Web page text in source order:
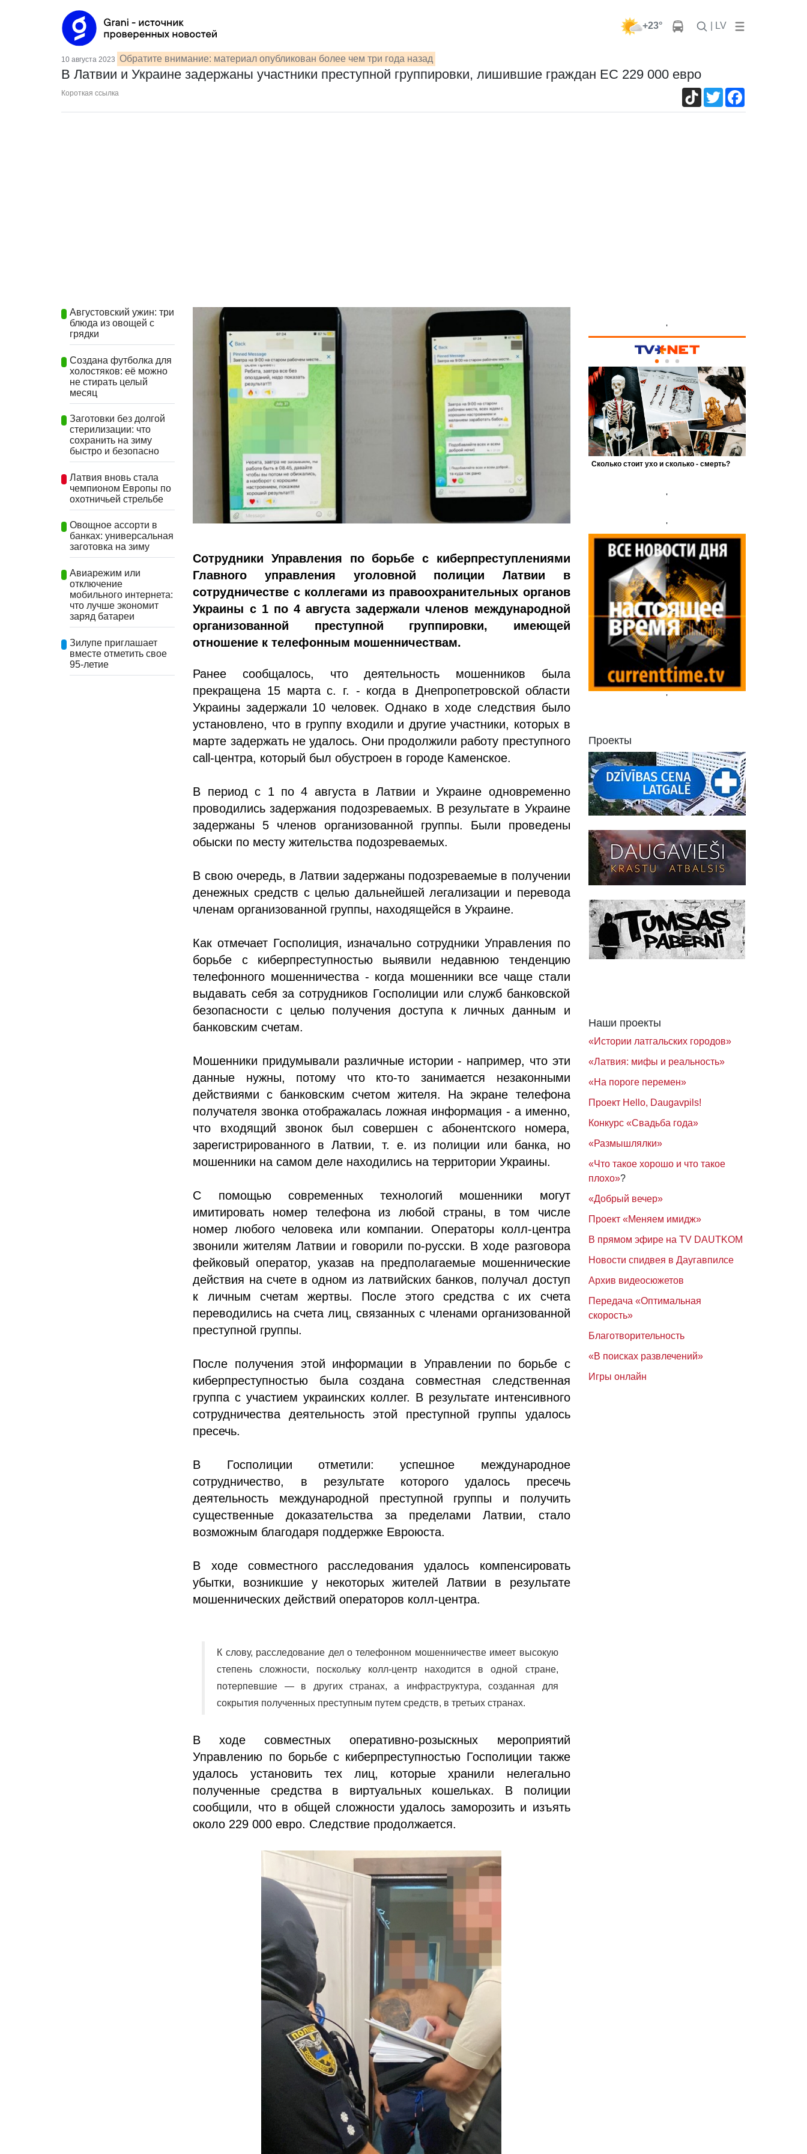
+23° | LV
10 августа 2023 Обратите внимание: материал опубликован более чем три года назад
В Латвии и Украине задержаны участники преступной группировки, лишившие граждан ЕС 229 000 евро
Короткая ссылка TikTokTwitter
Августовский ужин: три
блюда из овощей с
грядки
Создана футболка для
холостяков: её можно
не стирать целый
месяц
Заготовки без долгой
стерилизации: что
сохранить на зиму
быстро и безопасно
Латвия вновь стала
чемпионом Европы по
охотничьей стрельбе
Овощное ассорти в
банках: универсальная
заготовка на зиму
Авиарежим или
отключение
мобильного интернета:
что лучше экономит
заряд батареи
Зилупе приглашает
вместе отметить свое
95-летие
Сотрудники Управления по борьбе с киберпреступлениями
Главного управления уголовной полиции Латвии в
сотрудничестве с коллегами из правоохранительных органов
Украины с 1 по 4 августа задержали членов международной
организованной преступной группировки, имеющей
отношение к телефонным мошенничествам.
Ранее сообщалось, что деятельность мошенников была
прекращена 15 марта с. г. - когда в Днепропетровской области
Украины задержали 10 человек. Однако в ходе следствия было
установлено, что в группу входили и другие участники, которых в
марте задержать не удалось. Они продолжили работу преступного
call-центра, который был обустроен в городе Каменское.
В период с 1 по 4 августа в Латвии и Украине одновременно
проводились задержания подозреваемых. В результате в Украине
задержаны 5 членов организованной группы. Были проведены
обыски по месту жительства подозреваемых.
В свою очередь, в Латвии задержаны подозреваемые в получении
денежных средств с целью дальнейшей легализации и перевода
членам организованной группы, находящейся в Украине.
Как отмечает Госполиция, изначально сотрудники Управления по
борьбе с киберпреступностью выявили недавнюю тенденцию
телефонного мошенничества - когда мошенники все чаще стали
выдавать себя за сотрудников Госполиции или служб банковской
безопасности с целью получения доступа к личных данным и
банковским счетам.
Мошенники придумывали различные истории - например, что эти
данные нужны, потому что кто-то занимается незаконными
действиями с банковским счетом жителя. На экране телефона
получателя звонка отображалась ложная информация - а именно,
что входящий звонок был совершен с абонентского номера,
зарегистрированного в Латвии, т. е. из полиции или банка, но
мошенники на самом деле находились на территории Украины.
С помощью современных технологий мошенники могут
имитировать номер телефона из любой страны, в том числе
номер любого человека или компании. Операторы колл-центра
звонили жителям Латвии и говорили по-русски. В ходе разговора
фейковый оператор, указав на предполагаемые мошеннические
действия на счете в одном из латвийских банков, получал доступ
к личным счетам жертвы. После этого средства с их счета
переводились на счета лиц, связанных с членами организованной
преступной группы.
После получения этой информации в Управлении по борьбе с
киберпреступностью была создана совместная следственная
группа с участием украинских коллег. В результате интенсивного
сотрудничества деятельность этой преступной группы удалось
пресечь.
В Госполиции отметили: успешное международное
сотрудничество, в результате которого удалось пресечь
деятельность международной преступной группы и получить
существенные доказательства за пределами Латвии, стало
возможным благодаря поддержке Евроюста.
В ходе совместного расследования удалось компенсировать
убытки, возникшие у некоторых жителей Латвии в результате
мошеннических действий операторов колл-центра.
К слову, расследование дел о телефонном мошенничестве имеет высокую
степень сложности, поскольку колл-центр находится в одной стране,
потерпевшие — в других странах, а инфраструктура, созданная для
сокрытия полученных преступным путем средств, в третьих странах.
В ходе совместных оперативно-розыскных мероприятий
Управлению по борьбе с киберпреступностью Госполиции также
удалось установить тех лиц, которые хранили нелегально
полученные средства в виртуальных кошельках. В полиции
сообщили, что в общей сложности удалось заморозить и изъять
около 229 000 евро. Следствие продолжается.
'
'
'
'
Проекты
Наши проекты
«Истории латгальских городов»
«Латвия: мифы и реальность»
«На пороге перемен»
Проект Hello, Daugavpils!
Конкурс «Свадьба года»
«Размышлялки»
«Что такое хорошо и что такое
плохо»?
«Добрый вечер»
Проект «Меняем имидж»
В прямом эфире на TV DAUTKOM
Новости спидвея в Даугавпилсе
Архив видеосюжетов
Передача «Оптимальная
скорость»
Благотворительность
«В поисках развлечений»
Игры онлайн